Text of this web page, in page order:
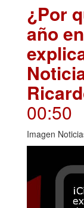
¿Por
año
00:50
Imagen